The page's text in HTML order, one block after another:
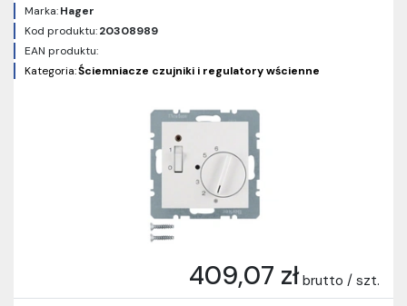
Marka:Hager
Kod produktu:20308989
EAN produktu:
Kategoria:Ściemniacze czujniki i regulatory wścienne
409,07 zł brutto / szt.